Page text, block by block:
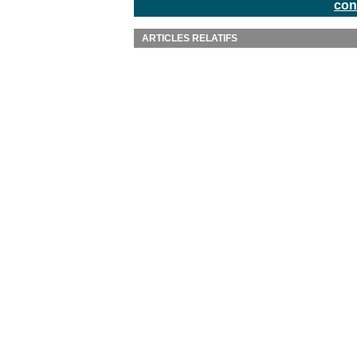
ARTICLES RELATIFS